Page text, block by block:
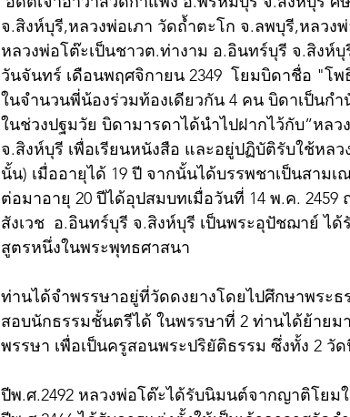
จ.สิงห์บุรี,หลวงพ่อเภา วัดถ้ำตะโก จ.ลพบุรี,หลวง
หลวงพ่อโต๊ะเป็นชาวต.ท่างาม อ.อินทร์บุรี จ.สิงห์
วันจันทร์ เดือนพฤศจิกายน 2349  โยมบิดาชื่อ "โ
ในจำนวนพี่น้องร่วมท้องเดียวกัน 4 คน บิดาเป็นก
ในช่วงปฐมวัย บิดามารดาได้นำไปฝากไว้กับ”หล
จ.สิงห์บุรี เพื่อเรียนหนังสือ และอยู่ปฏิบัติรับใช้หล
นั้น) เมื่ออายุได้ 19 ปี จากนั้นได้บรรพชาเป็นสาม
ต่อมาอายุ 20 ปีได้อุปสมบทเมื่อวันที่ 14 พ.ค.
สังเวช  อ.อินทร์บุรี จ.สิงห์บุรี เป็นพระอุปัชฌาย์ ไ
สูตรหนึ่งในพระพุทธศาสนา
ท่านได้จำพรรษาอยู่ที่วัดดงยางโดยไปศึกษาพระ
สอบนักธรรมชั้นตรีได้ ในพรรษาที่ 2 ท่านได้ย้ายม
พรรษา เพื่อเป็นครูสอนพระปริยัติธรรม ซึ่งทั้ง 2 วั
ปีพ.ศ.2492 หลวงพ่อโต๊ะได้รับนิมนต์จากญาติโย